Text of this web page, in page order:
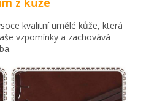
kvalitní umělé kůže, která
vzpomínky a zachovává